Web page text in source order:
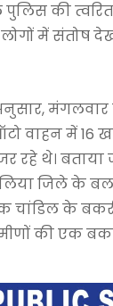
की त्वरित
में संतोष
मंगलवार
वाहन में 16
थे। बताया
जिले के
चांडिल के
की एक